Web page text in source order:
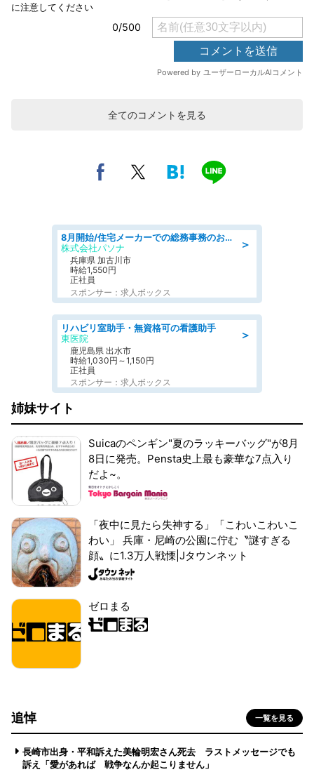
全てのコメントを見る
＞
8月開始/住宅メーカーでの総務事務のお仕事/駅近/即日勤務可/一般事務/人事労務
株式会社パソナ
兵庫県 加古川市
時給1,550円
正社員
スポンサー：求人ボックス
＞
リハビリ室助手・無資格可の看護助手
東医院
鹿児島県 出水市
時給1,030円～1,150円
正社員
スポンサー：求人ボックス
姉妹サイト
Suicaのペンギン"夏のラッキーバッグ"が8月
8日に発売。Pensta史上最も豪華な7点入り
だよ~。
「夜中に見たら失神する」「こわいこわいこ
わい」 兵庫・尼崎の公園に佇む〝謎すぎる
顔〟に1.3万人戦慄|Jタウンネット
ゼロまる
追悼 一覧を見る
長崎市出身・平和訴えた美輪明宏さん死去 ラストメッセージでも
訴え「愛があれば 戦争なんか起こりません」